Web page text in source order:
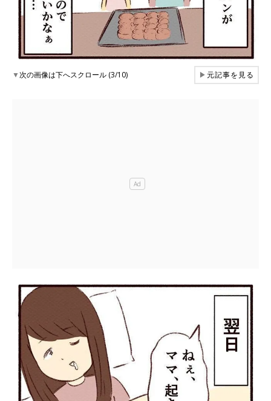
▼次の画像は下へスクロール (3/10) ▶元記事を見る